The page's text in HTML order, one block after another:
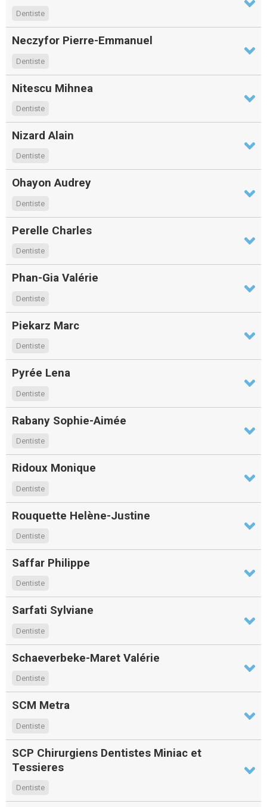
Dentiste
Neczyfor Pierre-Emmanuel
Dentiste
Nitescu Mihnea
Dentiste
Nizard Alain
Dentiste
Ohayon Audrey
Dentiste
Perelle Charles
Dentiste
Phan-Gia Valérie
Dentiste
Piekarz Marc
Dentiste
Pyrée Lena
Dentiste
Rabany Sophie-Aimée
Dentiste
Ridoux Monique
Dentiste
Rouquette Helène-Justine
Dentiste
Saffar Philippe
Dentiste
Sarfati Sylviane
Dentiste
Schaeverbeke-Maret Valérie
Dentiste
SCM Metra
Dentiste
SCP Chirurgiens Dentistes Miniac et
Tessieres
Dentiste